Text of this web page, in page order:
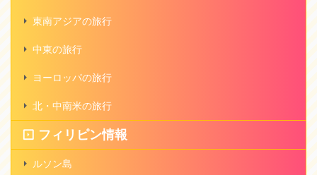
東南アジアの旅行
中東の旅行
ヨーロッパの旅行
北・中南米の旅行
フィリピン情報
ルソン島